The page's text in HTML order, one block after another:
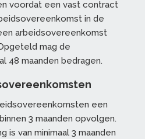
voordat een vast contract
in de
arbeidsovereenkomst
mag de
48 maanden bedragen.
een
3 maanden opvolgen.
is van minimaal 3 maanden